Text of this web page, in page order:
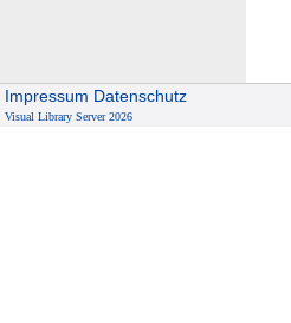
Impressum Datenschutz
Visual Library Server 2026